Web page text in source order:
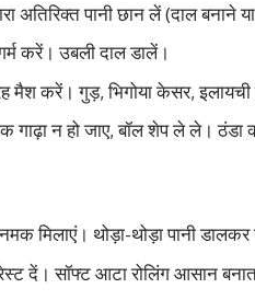
अतिरिक्त पानी छान लें (दाल
करें। उबली दाल डालें।
मैश करें। गुड़, भिगोया केसर, इलायची
गाढ़ा न हो जाए, बॉल शेप ले ले। ठंडा
मिलाएं। थोड़ा-थोड़ा पानी
दें। सॉफ्ट आटा रोलिंग आसान